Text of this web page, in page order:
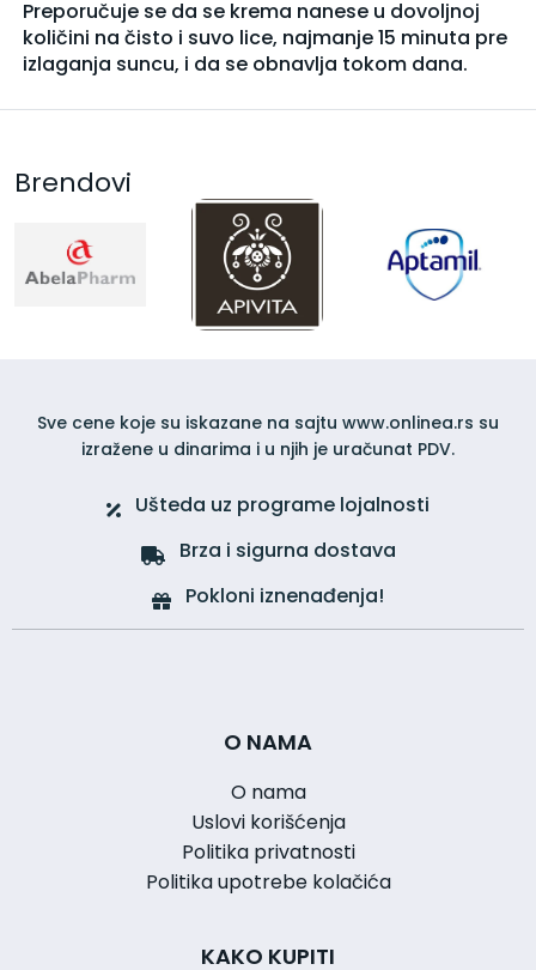
Preporučuje se da se krema nanese u dovoljnoj
količini na čisto i suvo lice, najmanje 15 minuta pre
izlaganja suncu, i da se obnavlja tokom dana.
Brendovi
Sve cene koje su iskazane na sajtu www.onlinea.rs su
izražene u dinarima i u njih je uračunat PDV.
Ušteda uz programe lojalnosti
Brza i sigurna dostava
Pokloni iznenađenja!
O NAMA
O nama
Uslovi korišćenja
Politika privatnosti
Politika upotrebe kolačića
KAKO KUPITI